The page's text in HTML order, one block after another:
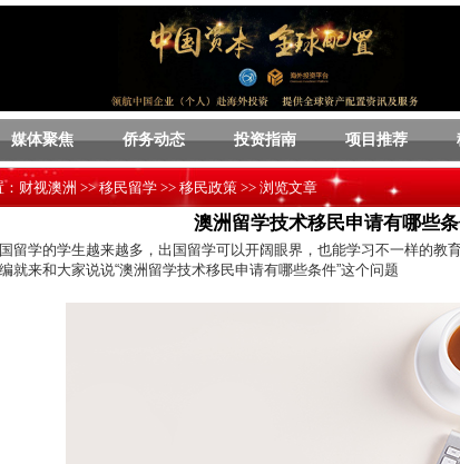
媒体聚焦 侨务动态 投资指南 项目推荐
财视澳洲 >>移民留学>> 移民政策>> 浏览文章
澳洲留学技术移民申请有哪些
留学的学生越来越多，出国留学可以开阔眼界，也能学习不一样的教
就来和大家说说“澳洲留学技术移民申请有哪些条件”这个问题